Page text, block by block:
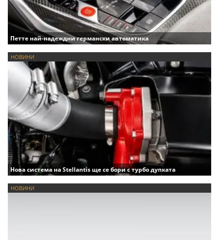
Петте най-надеждни германски автоматика
НОВИНИ
Нова система на Stellantis ще се бори с турбо дупката
НОВИНИ